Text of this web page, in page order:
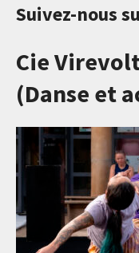
Suivez-nous
Cie
(Danse et